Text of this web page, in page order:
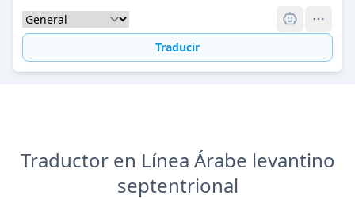
Traducir
Traductor en Línea Árabe levantino
septentrional